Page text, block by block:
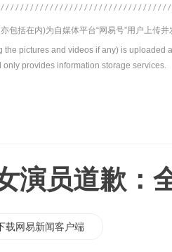
包括在内)为自媒体平台“网易号”用户上传并
the pictures and videos if any) is uploaded
provides information storage services.
演员道歉：
载网易新闻客户端